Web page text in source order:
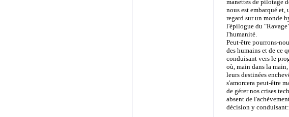
manettes de pilotage
nous est embarqué et,
regard sur un monde
l'épilogue du
l'humanité.
Peut-être pourrons-
des humains et de ce
conduisant vers le
où, main dans la
leurs destinées
s'amorcera peut-être
de gérer nos crises
absent de
décision y